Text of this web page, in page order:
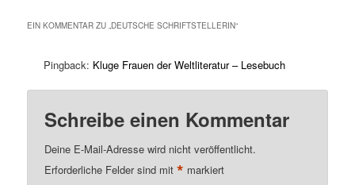
EIN KOMMENTAR ZU „DEUTSCHE SCHRIFTSTELLERIN“
Pingback: Kluge Frauen der Weltliteratur – Lesebuch
Schreibe einen Kommentar
Deine E-Mail-Adresse wird nicht veröffentlicht.
Erforderliche Felder sind mit* markiert